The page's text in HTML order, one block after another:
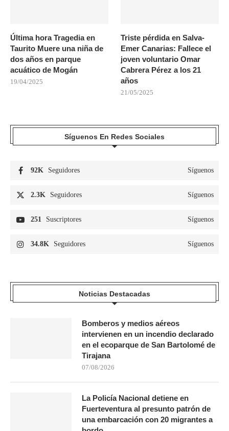
Última hora Tragedia en
Taurito Muere una niña de
dos años en parque
acuático de Mogán
19/04/2025
Triste pérdida en Salva-
Emer Canarias: Fallece el
joven voluntario Omar
Cabrera Pérez a los 21
años
21/05/2025
Síguenos En Redes Sociales
92K Seguidores Síguenos
2.3K Seguidores Síguenos
251 Suscriptores Síguenos
34.8K Seguidores Síguenos
Noticias Destacadas
Bomberos y medios aéreos
intervienen en un incendio declarado
en el ecoparque de San Bartolomé de
Tirajana
07/08/2026
La Policía Nacional detiene en
Fuerteventura al presunto patrón de
una embarcación con 20 migrantes a